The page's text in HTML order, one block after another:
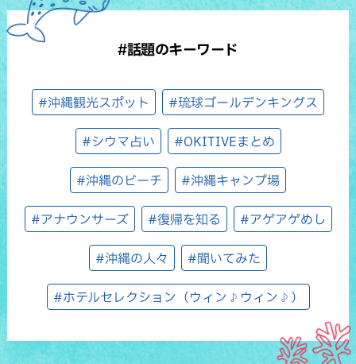
#話題のキーワード
#沖縄観光スポット #琉球ゴールデンキングス
#シウマ占い #OKITIVEまとめ
#沖縄のビーチ #沖縄キャンプ場
#アナウンサーズ #復帰を知る #アゲアゲめし
#沖縄の人々 #聞いてみた
#ホテルセレクション（ウィン♪ウィン♪）